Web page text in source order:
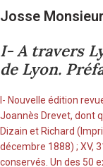
Josse
I- A travers
de Lyon.
I- Nouvelle édition
Joannès Drevet, dont
Dizain et Richard
décembre 1888) ; XV,
conservés. Un des 50